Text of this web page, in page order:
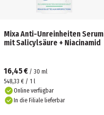
Mixa Anti-Unreinheiten Serum
mit Salicylsäure + Niacinamid
16,45 € / 30 ml
548,33 € / 1 l
Online verfügbar
In die Filiale lieferbar